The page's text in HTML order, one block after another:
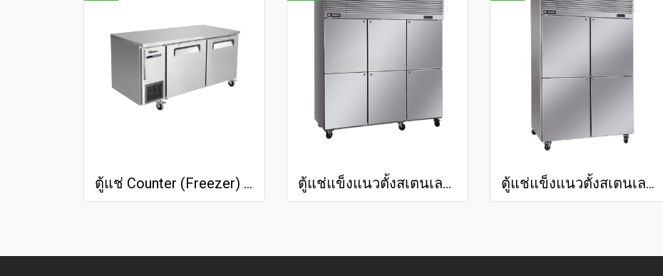
ตู้แช่ Counter (Freezer) Stainless Steel FR-2D120F(10.5Q) ตู้แช่แข็งแนวตั้งสเตนเลสเกรด 201 56.8 คิว SRF-1852 ตู้แช่แข็งแนวตั้งสเตนเลสเกรด 201 36.3 คิว SRF-1232